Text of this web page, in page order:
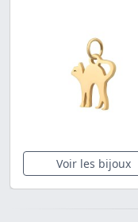
Voir les bijoux